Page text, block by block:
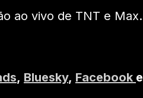
ao vivo de TNT e Max.
, Bluesky, Facebook e